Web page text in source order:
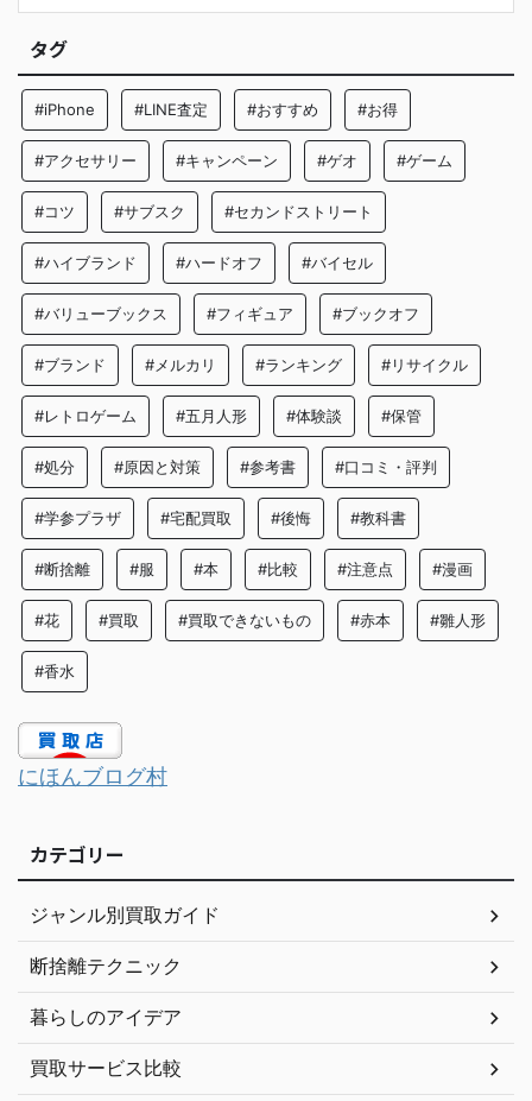
タグ
#iPhone #LINE査定 #おすすめ #お得
#アクセサリー #キャンペーン #ゲオ #ゲーム
#コツ #サブスク #セカンドストリート
#ハイブランド #ハードオフ #バイセル
#バリューブックス #フィギュア #ブックオフ
#ブランド #メルカリ #ランキング #リサイクル
#レトロゲーム #五月人形 #体験談 #保管
#処分 #原因と対策 #参考書 #口コミ・評判
#学参プラザ #宅配買取 #後悔 #教科書
#断捨離 #服 #本 #比較 #注意点 #漫画
#花 #買取 #買取できないもの #赤本 #雛人形
#香水
にほんブログ村
カテゴリー
ジャンル別買取ガイド
断捨離テクニック
暮らしのアイデア
買取サービス比較